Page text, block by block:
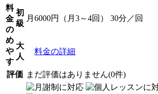
料
金
の
め
や
す
初
級
月6000円（月3～4回） 30分／回
大
人
料金の詳細
評価 まだ評価はありません(0件)